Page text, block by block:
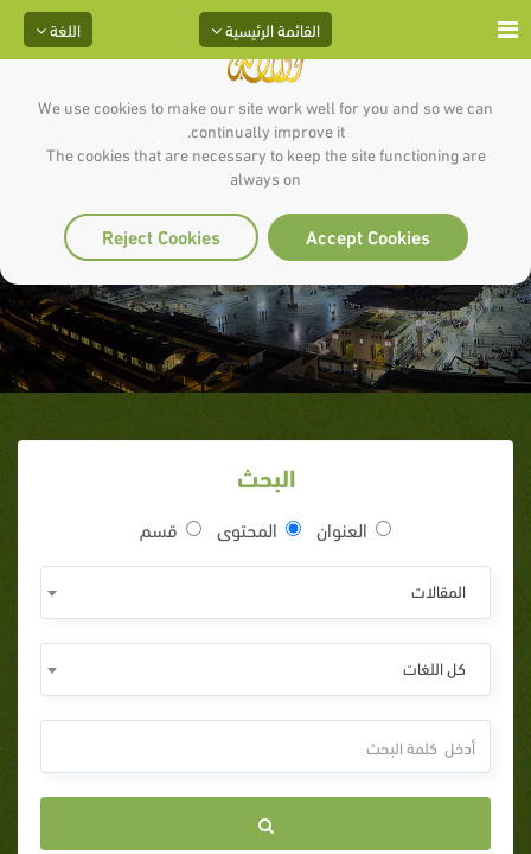
We use cookies to make our site work well for you and so we can
continually improve it.
The cookies that are necessary to keep the site functioning are
always on
Accept Cookies
Reject Cookies
اللغة القائمة الرئيسية
الكرم
البحث
العنوان المحتوى قسم
المقالات
كل اللغات